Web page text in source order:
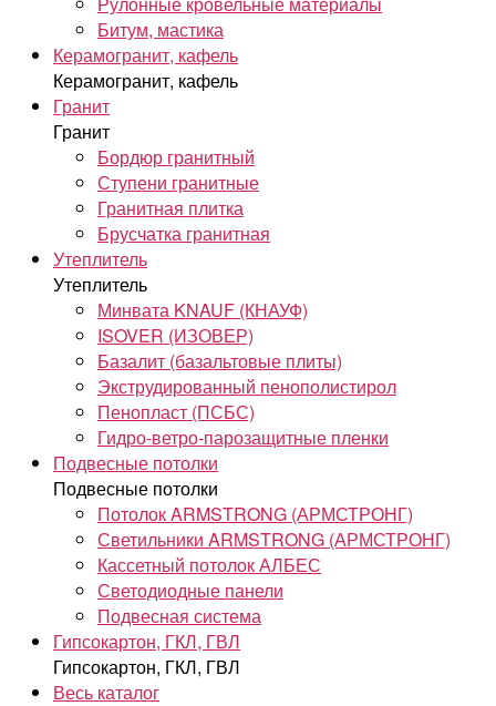
Битум, мастика
Керамогранит, кафель
Керамогранит, кафель
Гранит
Гранит
Бордюр гранитный
Ступени гранитные
Гранитная плитка
Брусчатка гранитная
Утеплитель
Утеплитель
Минвата KNAUF (КНАУФ)
ISOVER (ИЗОВЕР)
Базалит (базальтовые плиты)
Экструдированный пенополистирол
Пенопласт (ПСБС)
Гидро-ветро-парозащитные пленки
Подвесные потолки
Подвесные потолки
Потолок ARMSTRONG (АРМСТРОНГ)
Светильники ARMSTRONG (АРМСТРОНГ)
Кассетный потолок АЛБЕС
Светодиодные панели
Подвесная система
Гипсокартон, ГКЛ, ГВЛ
Гипсокартон, ГКЛ, ГВЛ
Весь каталог